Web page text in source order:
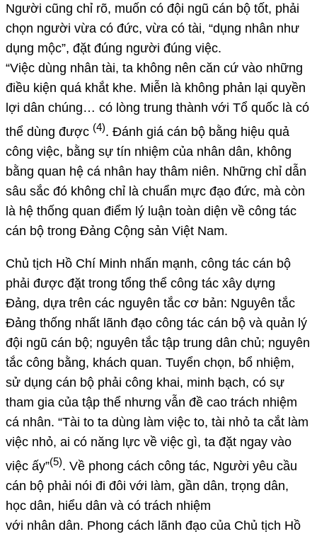
Người cũng chỉ rõ, muốn có đội ngũ cán bộ tốt, phải
chọn người vừa có đức, vừa có tài, “dụng nhân như
dụng mộc”, đặt đúng người đúng việc.
“Việc dùng nhân tài, ta không nên căn cứ vào những
điều kiện quá khắt khe. Miễn là không phản lại quyền
lợi dân chúng… có lòng trung thành với Tổ quốc là có
thể dùng được (4). Đánh giá cán bộ bằng hiệu quả
công việc, bằng sự tín nhiệm của nhân dân, không
bằng quan hệ cá nhân hay thâm niên. Những chỉ dẫn
sâu sắc đó không chỉ là chuẩn mực đạo đức, mà còn
là hệ thống quan điểm lý luận toàn diện về công tác
cán bộ trong Đảng Cộng sản Việt Nam.
Chủ tịch Hồ Chí Minh nhấn mạnh, công tác cán bộ
phải được đặt trong tổng thể công tác xây dựng
Đảng, dựa trên các nguyên tắc cơ bản: Nguyên tắc
Đảng thống nhất lãnh đạo công tác cán bộ và quản lý
đội ngũ cán bộ; nguyên tắc tập trung dân chủ; nguyên
tắc công bằng, khách quan. Tuyển chọn, bổ nhiệm,
sử dụng cán bộ phải công khai, minh bạch, có sự
tham gia của tập thể nhưng vẫn đề cao trách nhiệm
cá nhân. “Tài to ta dùng làm việc to, tài nhỏ ta cắt làm
việc nhỏ, ai có năng lực về việc gì, ta đặt ngay vào
việc ấy”(5). Về phong cách công tác, Người yêu cầu
cán bộ phải nói đi đôi với làm, gần dân, trọng dân,
học dân, hiểu dân và có trách nhiệm
với nhân dân. Phong cách lãnh đạo của Chủ tịch Hồ